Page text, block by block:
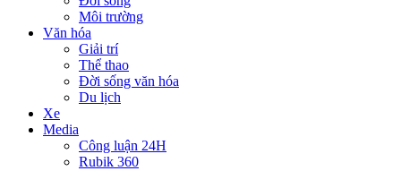
Môi trường
Văn hóa
Giải trí
Thể thao
Đời sống văn hóa
Du lịch
Xe
Media
Công luận 24H
Rubik 360